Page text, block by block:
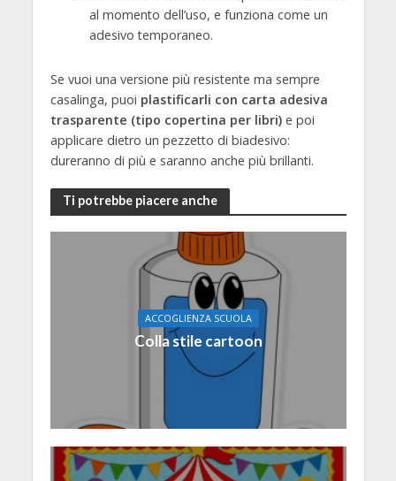
al momento dell’uso, e funziona come un
adesivo temporaneo.
Se vuoi una versione più resistente ma sempre
casalinga, puoi plastificarli con carta adesiva
trasparente (tipo copertina per libri)e poi
applicare dietro un pezzetto di biadesivo:
dureranno di più e saranno anche più brillanti.
Ti potrebbe piacere anche
ACCOGLIENZA SCUOLA
Colla stile cartoon